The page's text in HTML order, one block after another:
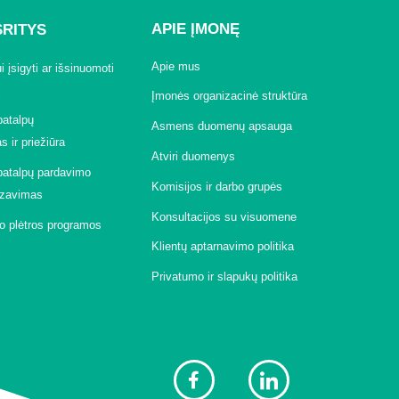
įsigyti ar išsinuomoti
ir priežiūra
pardavimo
plėtros programos
APIE ĮMONĘ
Apie mus
Įmonės organizacinė struktūra
Asmens duomenų apsauga
Atviri duomenys
Komisijos ir darbo grupės
Konsultacijos su visuomene
Klientų aptarnavimo politika
Privatumo ir slapukų politika